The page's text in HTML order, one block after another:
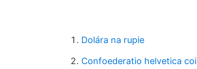
Dolára na rupie
Confoederatio helvetica